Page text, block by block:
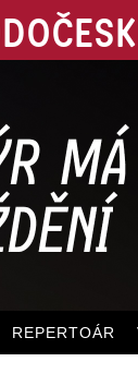
REPERTOÁR